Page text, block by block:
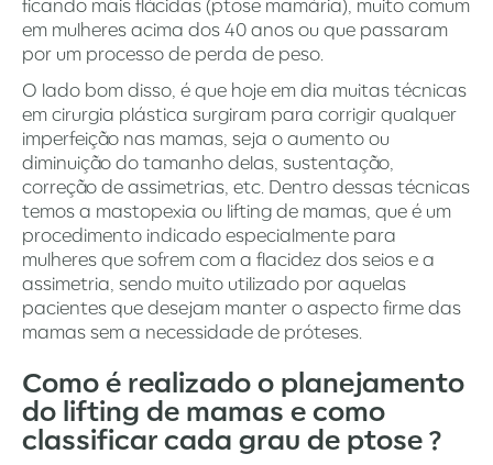
ficando mais flácidas (ptose mamária), muito comum
em mulheres acima dos 40 anos ou que passaram
por um processo de perda de peso.
O lado bom disso, é que hoje em dia muitas técnicas
em cirurgia plástica surgiram para corrigir qualquer
imperfeição nas mamas, seja o aumento ou
diminuição do tamanho delas, sustentação,
correção de assimetrias, etc. Dentro dessas técnicas
temos a mastopexia ou lifting de mamas, que é um
procedimento indicado especialmente para
mulheres que sofrem com a flacidez dos seios e a
assimetria, sendo muito utilizado por aquelas
pacientes que desejam manter o aspecto firme das
mamas sem a necessidade de próteses.
Como é realizado o planejamento
do lifting de mamas e como
classificar cada grau de ptose ?